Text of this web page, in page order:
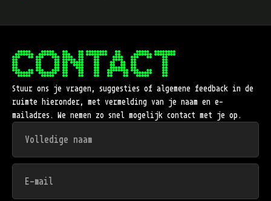
CONTACT
Stuur ons je vragen, suggesties of algemene feedback in de
ruimte hieronder, met vermelding van je naam en e-
mailadres. We nemen zo snel mogelijk contact met je op.